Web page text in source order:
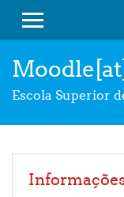
PAINEL LATERAL
Escola Superior